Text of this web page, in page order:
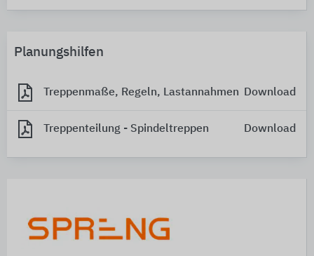
Planungshilfen
Treppenmaße, Regeln, Lastannahmen Download
Treppenteilung - Spindeltreppen Download